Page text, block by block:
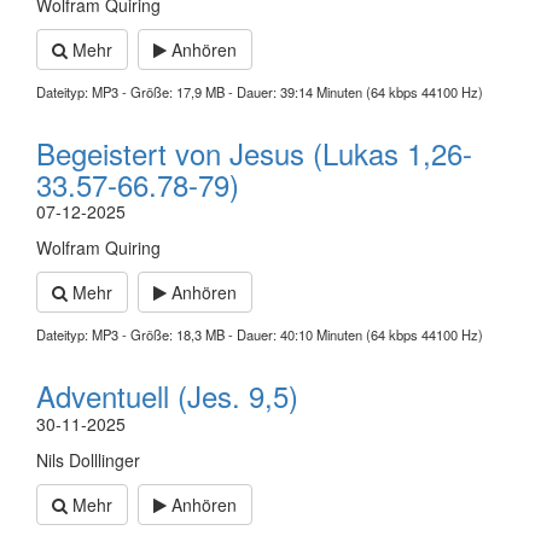
Mehr
Anhören
Dateityp: MP3 - Größe: 17,9 MB - Dauer: 39:14 Minuten (64 kbps 44100 Hz)
Begeistert von Jesus (Lukas 1,26-
33.57-66.78-79)
07-12-2025
Wolfram Quiring
Mehr
Anhören
Dateityp: MP3 - Größe: 18,3 MB - Dauer: 40:10 Minuten (64 kbps 44100 Hz)
Adventuell (Jes. 9,5)
30-11-2025
Nils Dolllinger
Mehr
Anhören